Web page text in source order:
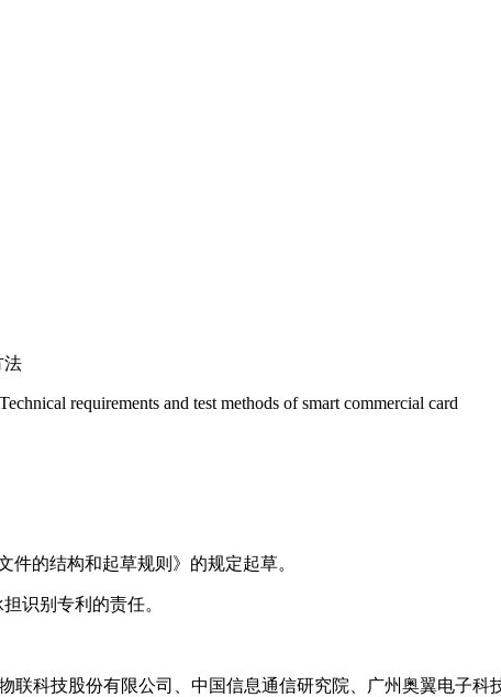
法
requirements and test methods of smart commercial card
的结构和起草规则》的规定起草。
识别专利的责任。
联科技股份有限公司、中国信息通信研究院、广州奥翼电子